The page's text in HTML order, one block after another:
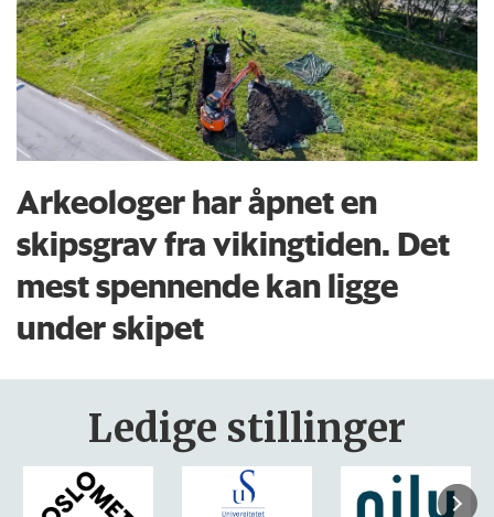
Arkeologer har åpnet en
skipsgrav fra vikingtiden. Det
mest spennende kan ligge
under skipet
Ledige stillinger